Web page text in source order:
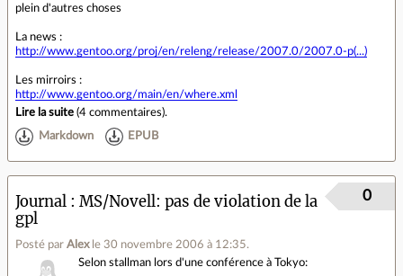
plein d'autres choses
La news :
http://www.gentoo.org/proj/en/releng/release/2007.0/2007.0-p(...)
Les mirroirs :
http://www.gentoo.org/main/en/where.xml
Lire la suite (4 commentaires).
Markdown EPUB
Journal
MS/Novell: pas de violation de la
gpl
Posté par Alex le 30 novembre 2006 à 12:35.
0
Selon stallman lors d'une conférence à Tokyo: